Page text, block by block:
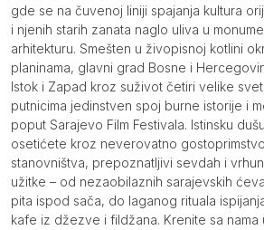
gde se na čuvenoj liniji spajanja kultura
i njenih starih zanata naglo uliva u
arhitekturu. Smešten u živopisnoj kotlini
planinama, glavni grad Bosne i
Istok i Zapad kroz suživot četiri velike
putnicima jedinstven spoj burne istorije i
poput Sarajevo Film Festivala. Istinsku
osetićete kroz neverovatno
stanovništva, prepoznatljivi sevdah i
užitke – od nezaobilaznih sarajevskih
pita ispod sača, do laganog rituala
kafe iz džezve i fildžana. Krenite sa nama